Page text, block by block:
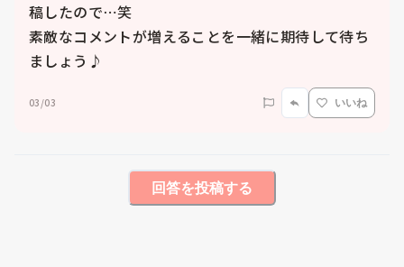
稿したので⋯笑
素敵なコメントが増えることを一緒に期待して待ち
ましょう♪
03/03 いいね
回答を投稿する